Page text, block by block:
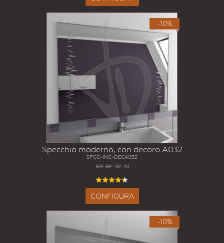
-10%
Specchio moderno, con decoro A032
SPCC-INC-DECA032
RIF BP-SP-10
CONFIGURA
-10%